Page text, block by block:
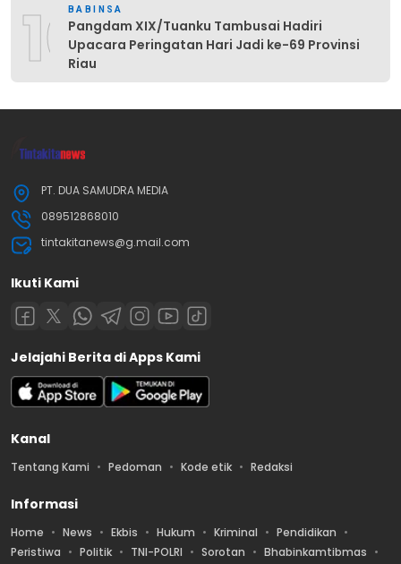
10BABINSA
Pangdam XIX/Tuanku Tambusai Hadiri
Upacara Peringatan Hari Jadi ke-69 Provinsi
Riau
PT. DUA SAMUDRA MEDIA
089512868010
tintakitanews@g.mail.com
Ikuti Kami
Jelajahi Berita di Apps Kami
Kanal
Tentang Kami Pedoman Kode etik Redaksi
Informasi
Home News Ekbis Hukum Kriminal
Pendidikan
Peristiwa
Politik TNI-POLRI Sorotan
Bhabinkamtibmas